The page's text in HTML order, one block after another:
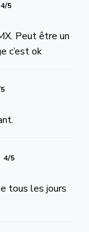
4/5
Peut être un
c’est ok
4/5
tous les jours